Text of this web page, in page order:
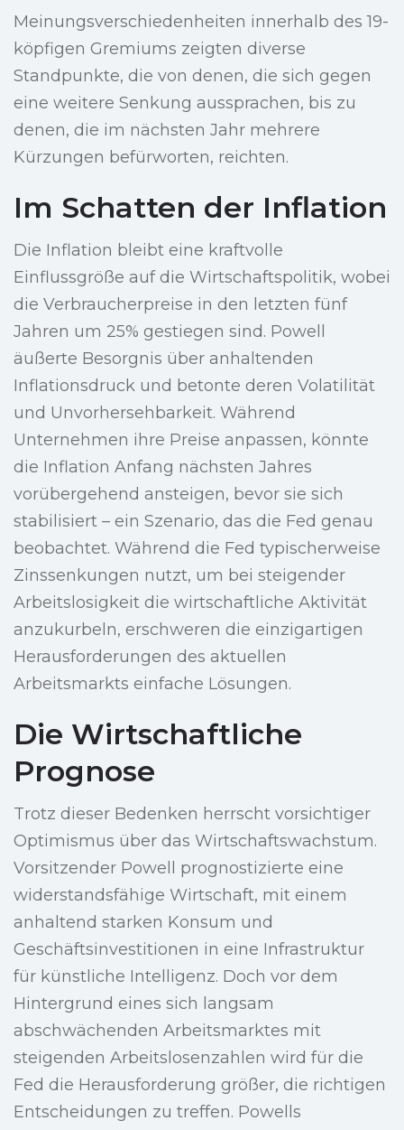
Meinungsverschiedenheiten innerhalb des 19-
köpfigen Gremiums zeigten diverse
Standpunkte, die von denen, die sich gegen
eine weitere Senkung aussprachen, bis zu
denen, die im nächsten Jahr mehrere
Kürzungen befürworten, reichten.
Im Schatten der Inflation
Die Inflation bleibt eine kraftvolle
Einflussgröße auf die Wirtschaftspolitik, wobei
die Verbraucherpreise in den letzten fünf
Jahren um 25% gestiegen sind. Powell
äußerte Besorgnis über anhaltenden
Inflationsdruck und betonte deren Volatilität
und Unvorhersehbarkeit. Während
Unternehmen ihre Preise anpassen, könnte
die Inflation Anfang nächsten Jahres
vorübergehend ansteigen, bevor sie sich
stabilisiert – ein Szenario, das die Fed genau
beobachtet. Während die Fed typischerweise
Zinssenkungen nutzt, um bei steigender
Arbeitslosigkeit die wirtschaftliche Aktivität
anzukurbeln, erschweren die einzigartigen
Herausforderungen des aktuellen
Arbeitsmarkts einfache Lösungen.
Die Wirtschaftliche
Prognose
Trotz dieser Bedenken herrscht vorsichtiger
Optimismus über das Wirtschaftswachstum.
Vorsitzender Powell prognostizierte eine
widerstandsfähige Wirtschaft, mit einem
anhaltend starken Konsum und
Geschäftsinvestitionen in eine Infrastruktur
für künstliche Intelligenz. Doch vor dem
Hintergrund eines sich langsam
abschwächenden Arbeitsmarktes mit
steigenden Arbeitslosenzahlen wird für die
Fed die Herausforderung größer, die richtigen
Entscheidungen zu treffen. Powells